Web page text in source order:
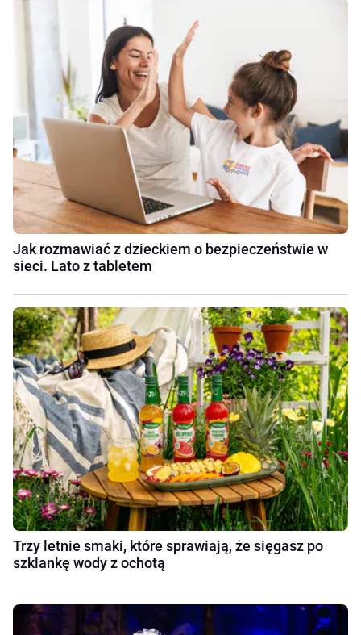
Jak rozmawiać z dzieckiem o bezpieczeństwie w
sieci. Lato z tabletem
Trzy letnie smaki, które sprawiają, że sięgasz po
szklankę wody z ochotą